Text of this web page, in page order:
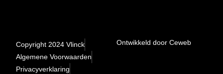
Copyright 2024 Vlinck
Algemene Voorwaarden
Privacyverklaring
Ontwikkeld door Ceweb